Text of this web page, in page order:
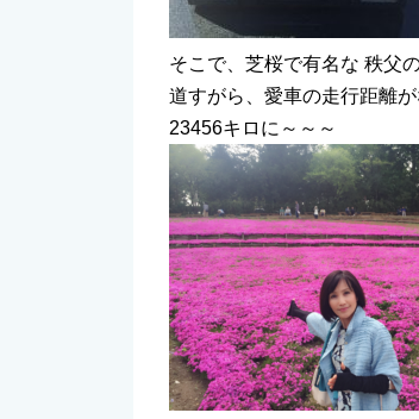
そこで、芝桜で有名な 秩父
道すがら、愛車の走行距離
23456キロに～～～